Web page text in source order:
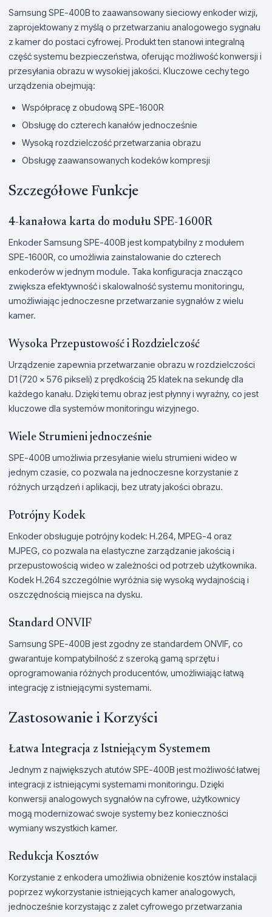
Samsung SPE-400B to zaawansowany sieciowy enkoder wizji,
zaprojektowany z myślą o przetwarzaniu analogowego sygnału
z kamer do postaci cyfrowej. Produkt ten stanowi integralną
część systemu bezpieczeństwa, oferując możliwość konwersji i
przesyłania obrazu w wysokiej jakości. Kluczowe cechy tego
urządzenia obejmują:
Współpracę z obudową SPE-1600R
Obsługę do czterech kanałów jednocześnie
Wysoką rozdzielczość przetwarzania obrazu
Obsługę zaawansowanych kodeków kompresji
Szczegółowe Funkcje
4-kanałowa karta do modułu SPE-1600R
Enkoder Samsung SPE-400B jest kompatybilny z modułem
SPE-1600R, co umożliwia zainstalowanie do czterech
enkoderów w jednym module. Taka konfiguracja znacząco
zwiększa efektywność i skalowalność systemu monitoringu,
umożliwiając jednoczesne przetwarzanie sygnałów z wielu
kamer.
Wysoka Przepustowość i Rozdzielczość
Urządzenie zapewnia przetwarzanie obrazu w rozdzielczości
D1 (720 × 576 pikseli) z prędkością 25 klatek na sekundę dla
każdego kanału. Dzięki temu obraz jest płynny i wyraźny, co jest
kluczowe dla systemów monitoringu wizyjnego.
Wiele Strumieni jednocześnie
SPE-400B umożliwia przesyłanie wielu strumieni wideo w
jednym czasie, co pozwala na jednoczesne korzystanie z
różnych urządzeń i aplikacji, bez utraty jakości obrazu.
Potrójny Kodek
Enkoder obsługuje potrójny kodek: H.264, MPEG-4 oraz
MJPEG, co pozwala na elastyczne zarządzanie jakością i
przepustowością wideo w zależności od potrzeb użytkownika.
Kodek H.264 szczególnie wyróżnia się wysoką wydajnością i
oszczędnością miejsca na dysku.
Standard ONVIF
Samsung SPE-400B jest zgodny ze standardem ONVIF, co
gwarantuje kompatybilność z szeroką gamą sprzętu i
oprogramowania różnych producentów, umożliwiając łatwą
integrację z istniejącymi systemami.
Zastosowanie i Korzyści
Łatwa Integracja z Istniejącym Systemem
Jednym z największych atutów SPE-400B jest możliwość łatwej
integracji z istniejącymi systemami monitoringu. Dzięki
konwersji analogowych sygnałów na cyfrowe, użytkownicy
mogą modernizować swoje systemy bez konieczności
wymiany wszystkich kamer.
Redukcja Kosztów
Korzystanie z enkodera umożliwia obniżenie kosztów instalacji
poprzez wykorzystanie istniejących kamer analogowych,
jednocześnie korzystając z zalet cyfrowego przetwarzania